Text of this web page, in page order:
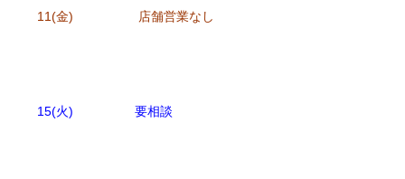
11(金) 店舗営業なし
15(火) 要相談